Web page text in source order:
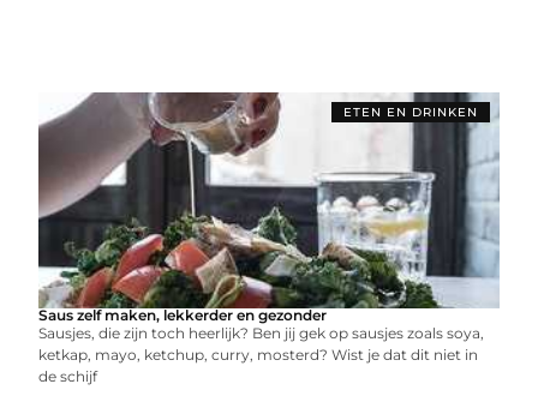
ETEN EN DRINKEN
Saus zelf maken, lekkerder en gezonder
Sausjes, die zijn toch heerlijk? Ben jij gek op sausjes zoals soya,
ketkap, mayo, ketchup, curry, mosterd? Wist je dat dit niet in
de schijf